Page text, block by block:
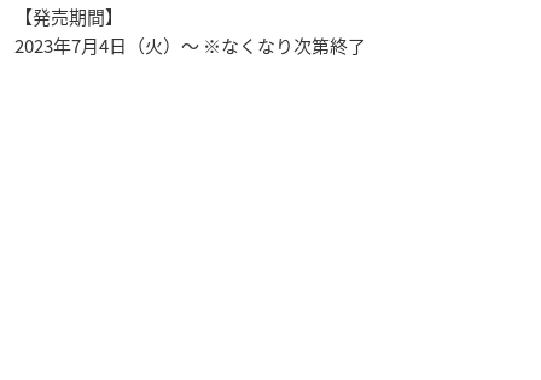
【発売期間】
2023年7月4日（火）～ ※なくなり次第終了